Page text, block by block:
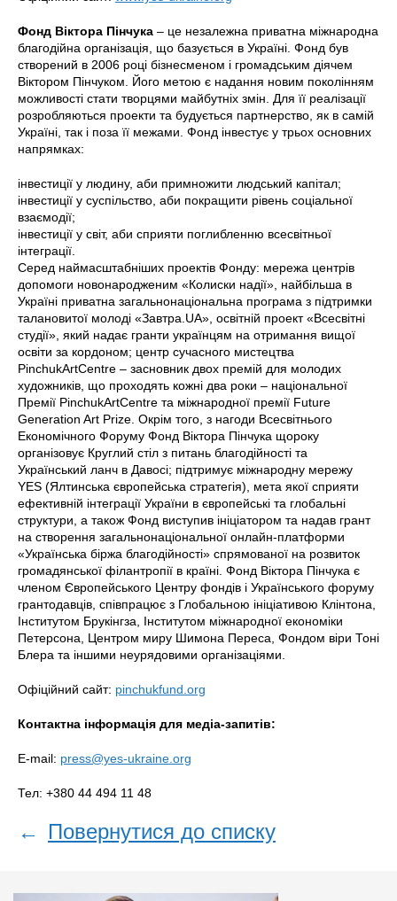
Фонд Віктора Пінчука – це незалежна приватна міжнародна
благодійна організація, що базується в Україні. Фонд був
створений в 2006 році бізнесменом і громадським діячем
Віктором Пінчуком. Його метою є надання новим поколінням
можливості стати творцями майбутніх змін. Для її реалізації
розробляються проекти та будується партнерство, як в самій
Україні, так і поза її межами. Фонд інвестує у трьох основних
напрямках:
інвестиції у людину, аби примножити людський капітал;
інвестиції у суспільство, аби покращити рівень соціальної
взаємодії;
інвестиції у світ, аби сприяти поглибленню всесвітньої
інтеграції.
Серед наймасштабніших проектів Фонду: мережа центрів
допомоги новонародженим «Колиски надії», найбільша в
Україні приватна загальнонаціональна програма з підтримки
талановитої молоді «Завтра.UA», освітній проект «Всесвітні
студії», який надає гранти українцям на отримання вищої
освіти за кордоном; центр сучасного мистецтва
PinchukArtCentre – засновник двох премій для молодих
художників, що проходять кожні два роки – національної
Премії PinchukArtCentre та міжнародної премії Future
Generation Art Prize. Окрім того, з нагоди Всесвітнього
Економічного Форуму Фонд Віктора Пінчука щороку
організовує Круглий стіл з питань благодійності та
Український ланч в Давосі; підтримує міжнародну мережу
YES (Ялтинська європейська стратегія), мета якої сприяти
ефективній інтеграції України в європейські та глобальні
структури, а також Фонд виступив ініціатором та надав грант
на створення загальнонаціональної онлайн-платформи
«Українська біржа благодійності» спрямованої на розвиток
громадянської філантропії в країні. Фонд Віктора Пінчука є
членом Європейського Центру фондів і Українського форуму
грантодавців, співпрацює з Глобальною ініціативою Клінтона,
Інститутом Брукінгза, Інститутом міжнародної економіки
Петерсона, Центром миру Шимона Переса, Фондом віри Тоні
Блера та іншими неурядовими організаціями.
Офіційний сайт: pinchukfund.org
Контактна інформація для медіа-запитів:
E-mail: press@yes-ukraine.org
Тел: +380 44 494 11 48
← Повернутися до списку